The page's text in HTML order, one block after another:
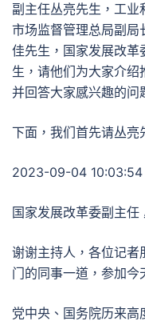
副主任丛亮先生，工
市场监督管理总局副局
佳先生，国家发展改革
生，请他们为大家介绍
并回答大家感兴趣的问
下面，我们首先请丛亮
2023-09-04 10:03:54
国家发展改革委副主任
谢谢主持人，各位记者
门的同事一道，参加今
党中央、国务院历来